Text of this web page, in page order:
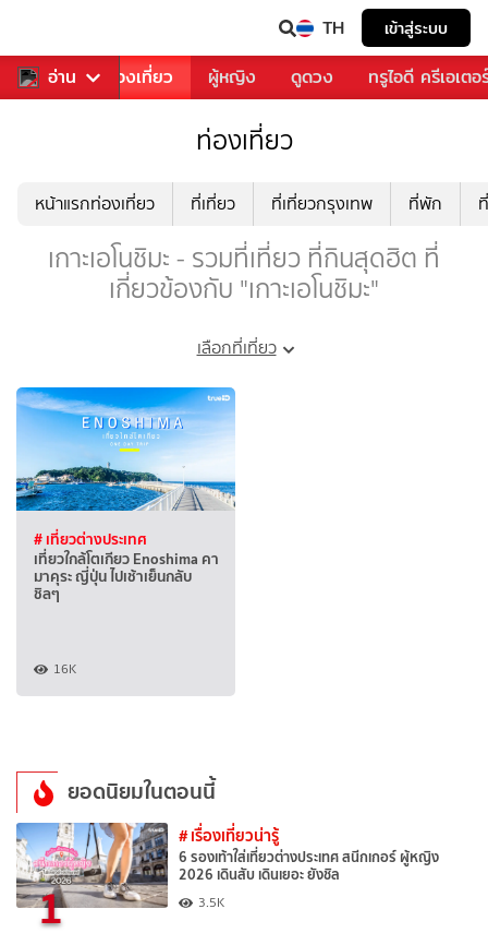
TH เข้าสู่ระบบ
อ่าน
อาหาร ท่องเที่ยว ผู้หญิง ดูดวง ทรูไอดี ครีเอเตอ
ท่องเที่ยว
หน้าแรกท่องเที่ยว ที่เที่ยว ที่เที่ยวกรุงเทพ ที่พัก
เกาะเอโนชิมะ - รวมที่เที่ยว ที่กินสุดฮิต ที่
เกี่ยวข้องกับ "เกาะเอโนชิมะ"
เลือกที่เที่ยว
# เที่ยวต่างประเทศ
เที่ยวใกล้โตเกียว Enoshima คา
มาคุระ ญี่ปุ่น ไปเช้าเย็นกลับ
ชิลๆ
16K
ยอดนิยมในตอนนี้
1
# เรื่องเที่ยวน่ารู้
6 รองเท้าใส่เที่ยวต่างประเทศ สนีกเกอร์ ผู้หญิง
2026 เดินสับ เดินเยอะ ยังชิล
3.5K